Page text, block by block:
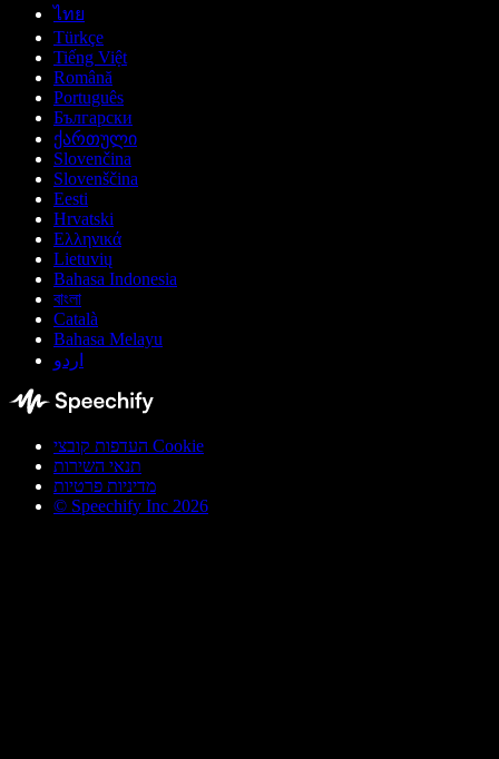
ไทย
Türkçe
Tiếng Việt
Română
Português
Български
ქართული
Slovenčina
Slovenščina
Eesti
Hrvatski
Ελληνικά
Lietuvių
Bahasa Indonesia
বাংলা
Català
Bahasa Melayu
اردو
העדפות קובצי Cookie
תנאי השירות
מדיניות פרטיות
© Speechify Inc 2026